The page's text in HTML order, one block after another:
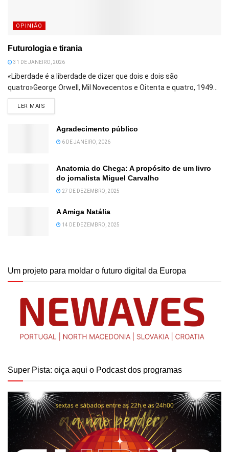
OPINIÃO
Futurologia e tirania
31 DE JANEIRO, 2026
«Liberdade é a liberdade de dizer que dois e dois são
quatro»George Orwell, Mil Novecentos e Oitenta e quatro, 1949...
LER MAIS
Agradecimento público
6 DE JANEIRO, 2026
Anatomia do Chega: A propósito de um livro
do jornalista Miguel Carvalho
27 DE DEZEMBRO, 2025
A Amiga Natália
14 DE DEZEMBRO, 2025
Um projeto para moldar o futuro digital da Europa
Super Pista: oiça aqui o Podcast dos programas